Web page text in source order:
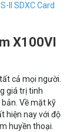
II SDXC Card
X100VI
cả mọi người.
giá trị tinh
Về mặt kỹ
hiện nay với độ
huyền thoại.